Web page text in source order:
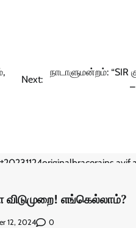
Next:
நாடாளுமன்றம்: “SIR
விடுமுறை! எங்கெல்லாம்?
12, 2024 0